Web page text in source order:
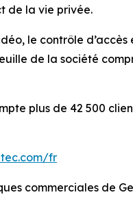
de la vie privée.
le contrôle
de la société
plus de 42 500
fr
commerciales de